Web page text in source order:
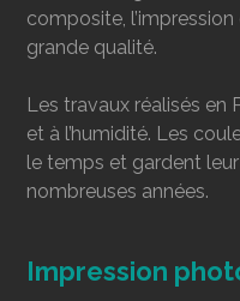
composite, l’impression
grande qualité.
Les travaux réalisés en
et à l’humidité. Les
le temps et gardent
nombreuses années.
Impression